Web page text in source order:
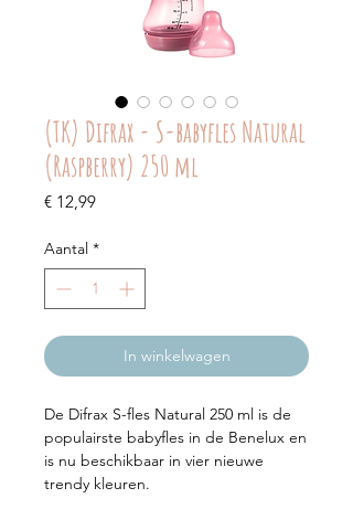
(TK) Difrax - S-babyfles Natural
(Raspberry) 250 ml
€ 12,99Prijs
Aantal *
In winkelwagen
De Difrax S-fles Natural 250 ml is de
populairste babyfles in de Benelux en
is nu beschikbaar in vier nieuwe
trendy kleuren.